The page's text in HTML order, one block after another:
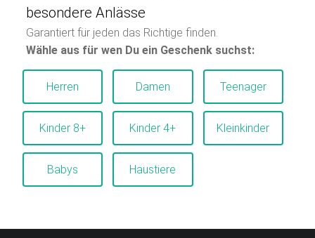
besondere Anlässe
Garantiert für jeden das Richtige finden.
Wähle aus für wen Du ein Geschenk suchst:
Herren Damen Teenager
Kinder 8+ Kinder 4+ Kleinkinder
Babys Haustiere